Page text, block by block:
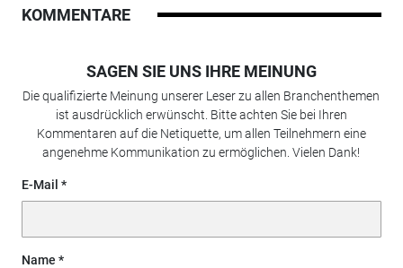
KOMMENTARE
SAGEN SIE UNS IHRE MEINUNG
Die qualifizierte Meinung unserer Leser zu allen Branchenthemen
ist ausdrücklich erwünscht. Bitte achten Sie bei Ihren
Kommentaren auf die Netiquette, um allen Teilnehmern eine
angenehme Kommunikation zu ermöglichen. Vielen Dank!
E-Mail
Name